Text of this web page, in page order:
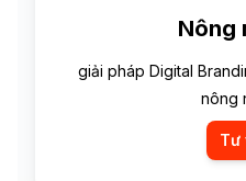
Nông
giải pháp Digital
nông
Tư